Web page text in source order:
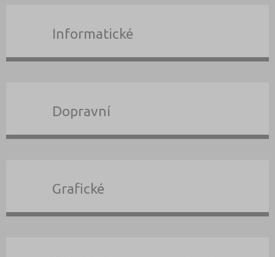
Informatické
Dopravní
Grafické